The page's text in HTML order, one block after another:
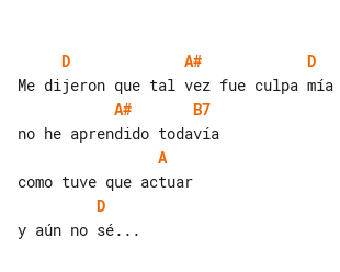
D A#
D
A#
B7
A
D
y aún no sé...